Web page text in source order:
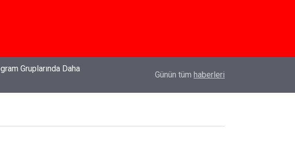
Özlem Drahyalı Kimdir, Nereli ve Kaç
Günün tüm haberleri